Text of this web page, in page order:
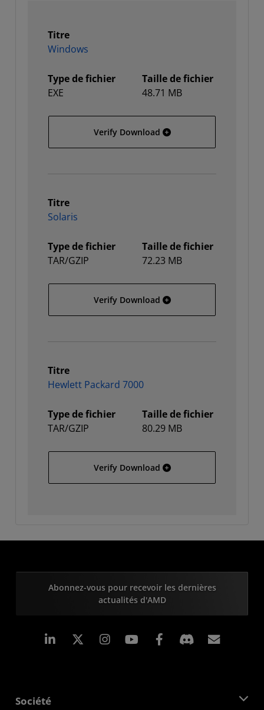
Titre
Windows
Type de fichier
EXE
Taille de fichier
48.71 MB
Verify Download Windows
Titre
Solaris
Type de fichier
TAR/GZIP
Taille de fichier
72.23 MB
Verify Download Solaris
Titre
Hewlett Packard 7000
Type de fichier
TAR/GZIP
Taille de fichier
80.29 MB
Verify Download Hewlett Packard 7000
Abonnez-vous pour recevoir les dernières
actualités d'AMD
LinkedIn Instagram Facebook
Société